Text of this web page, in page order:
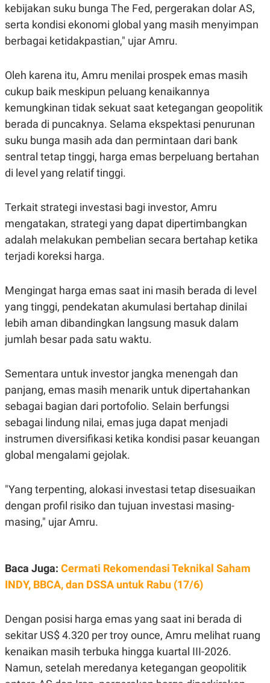
A
G
G
A
N
C
E
T
A
K
I
E
R
J
M
I
T
E
E
A
P
E
A
V
E
R
S
N
G
K
G
D
A
.
I
D
SITEMAP
TERM
OF
USE
PEDOMAN
PEMBERITAAN
SIBER
PRIVACY
POLICY
kebijakan suku bunga The Fed, pergerakan dolar AS,
serta kondisi ekonomi global yang masih menyimpan
berbagai ketidakpastian," ujar Amru.
Oleh karena itu, Amru menilai prospek emas masih
cukup baik meskipun peluang kenaikannya
kemungkinan tidak sekuat saat ketegangan geopolitik
berada di puncaknya. Selama ekspektasi penurunan
suku bunga masih ada dan permintaan dari bank
sentral tetap tinggi, harga emas berpeluang bertahan
di level yang relatif tinggi.
Terkait strategi investasi bagi investor, Amru
mengatakan, strategi yang dapat dipertimbangkan
adalah melakukan pembelian secara bertahap ketika
terjadi koreksi harga.
Mengingat harga emas saat ini masih berada di level
yang tinggi, pendekatan akumulasi bertahap dinilai
lebih aman dibandingkan langsung masuk dalam
jumlah besar pada satu waktu.
Sementara untuk investor jangka menengah dan
panjang, emas masih menarik untuk dipertahankan
sebagai bagian dari portofolio. Selain berfungsi
sebagai lindung nilai, emas juga dapat menjadi
instrumen diversifikasi ketika kondisi pasar keuangan
global mengalami gejolak.
"Yang terpenting, alokasi investasi tetap disesuaikan
dengan profil risiko dan tujuan investasi masing-
masing," ujar Amru.
Baca Juga: Cermati Rekomendasi Teknikal Saham
INDY, BBCA, dan DSSA untuk Rabu (17/6)
Dengan posisi harga emas yang saat ini berada di
sekitar US$ 4.320 per troy ounce, Amru melihat ruang
kenaikan masih terbuka hingga kuartal III-2026.
Namun, setelah meredanya ketegangan geopolitik